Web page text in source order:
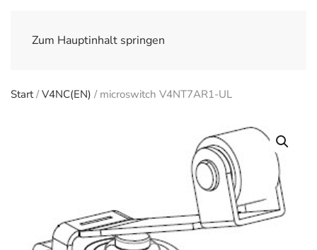
Zum Hauptinhalt springen
Start/V4NC(EN) / microswitch V4NT7AR1-UL